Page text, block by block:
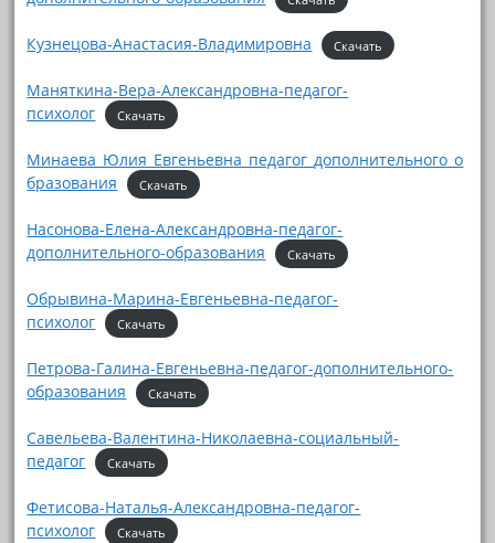
Кузнецова-Анастасия-Владимировна Скачать
Маняткина-Вера-Александровна-педагог-
психолог
Скачать
Минаева_Юлия_Евгеньевна_педагог_дополнительного_о
бразования
Скачать
Насонова-Елена-Александровна-педагог-
дополнительного-образования
Скачать
Обрывина-Марина-Евгеньевна-педагог-
психолог
Скачать
Петрова-Галина-Евгеньевна-педагог-дополнительного-
образования
Скачать
Савельева-Валентина-Николаевна-социальный-
педагог
Скачать
Фетисова-Наталья-Александровна-педагог-
психолог
Скачать